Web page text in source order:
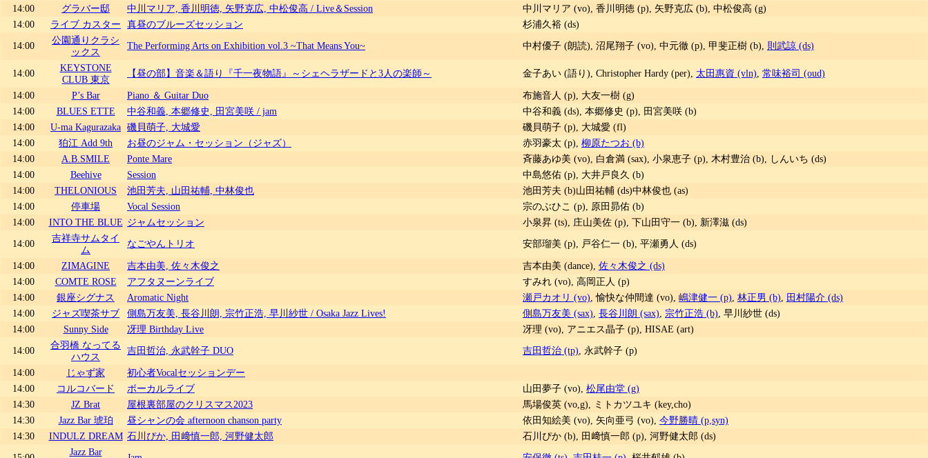
14:00
グラバー邸 中川マリア, 香川明徳, 矢野克広, 中松俊高 / Live＆Session
中川マリア (vo), 香川明徳 (p), 矢野克広 (b), 中松俊高 (g)
14:00
ライブ カスター 真昼のブルーズセッション
杉浦久裕 (ds)
14:00
公園通りクラシ
ックス
The Performing Arts on Exhibition vol.3 ~That Means You~ 中村優子 (朗読), 沼尾翔子 (vo), 中元徹 (p), 甲斐正樹 (b), 則武諒 (ds)
14:00
KEYSTONE
CLUB 東京
【昼の部】音楽＆語り『千一夜物語』～シェヘラザードと3人の楽師～ 金子あい (語り), Christopher Hardy (per), 太田惠資 (vln) 常味裕司 (oud)
14:00
P’s Bar Piano ＆ Guitar Duo
布施音人 (p), 大友一樹 (g)
14:00
BLUES ETTE 中谷和義, 本郷修史, 田宮美咲 / jam
中谷和義 (ds), 本郷修史 (p), 田宮美咲 (b)
14:00
U-ma Kagurazaka 磯貝萌子, 大城愛
磯貝萌子 (p), 大城愛 (fl)
14:00
狛江 Add 9th お昼のジャム・セッション（ジャズ） 赤羽豪太 (p), 柳原たつお (b)
14:00
A.B.SMILE Ponte Mare
斉藤あゆ美 (vo), 白倉満 (sax), 小泉恵子 (p), 木村豊治 (b), しんいち (ds)
14:00
Beehive Session
中島悠佑 (p), 大井戸良久 (b)
14:00
THELONIOUS 池田芳夫, 山田祐輔, 中林俊也
池田芳夫 (b)山田祐輔 (ds)中林俊也 (as)
14:00
停車場 Vocal Session
宗のぶひこ (p), 原田昴佑 (b)
14:00
INTO THE BLUE ジャムセッション
小泉昇 (ts), 庄山美佐 (p), 下山田守一 (b), 新澤滋 (ds)
14:00
吉祥寺サムタイ
ム
なごやんトリオ
安部瑠美 (p), 戸谷仁一 (b), 平瀬勇人 (ds)
14:00
ZIMAGINE 吉本由美, 佐々木俊之 吉本由美 (dance), 佐々木俊之 (ds)
14:00
COMTE ROSE アフタヌーンライブ
すみれ (vo), 高岡正人 (p)
14:00
銀座シグナス Aromatic Night 瀬戸カオリ (vo) , 愉快な仲間達 (vo), 嶋津健一 (p) 林正男 (b)
田村陽介 (ds)
14:00
ジャズ喫茶サブ 側島万友美, 長谷川朗, 宗竹正浩, 早川紗世 / Osaka Jazz Lives! 側島万友美 (sax) 長谷川朗 (sax) 宗竹正浩 (b) , 早川紗世 (ds)
14:00
Sunny Side 冴理 Birthday Live
冴理 (vo), アニエス晶子 (p), HISAE (art)
14:00
合羽橋 なってる
ハウス
吉田哲治, 永武幹子 DUO 吉田哲治 (tp) , 永武幹子 (p)
14:00
じゃず家
初心者Vocalセッションデー
14:00
コルコバード ボーカルライブ 山田夢子 (vo), 松尾由堂 (g)
14:30
JZ Brat 屋根裏部屋のクリスマス2023
馬場俊英 (vo,g), ミトカツユキ (key,cho)
14:30
Jazz Bar 琥珀 昼シャンの会 afternoon chanson party 依田知絵美 (vo), 矢向亜弓 (vo), 今野勝晴 (p,syn)
14:30
INDULZ DREAM 石川ぴか, 田﨑慎一郎, 河野健太郎
石川ぴか (b), 田﨑慎一郎 (p), 河野健太郎 (ds)
Jazz Bar